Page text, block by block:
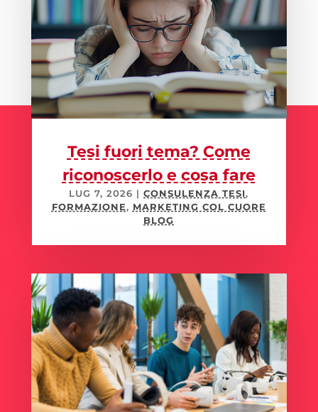
Tesi fuori tema? Come
riconoscerlo e cosa fare
LUG 7, 2026 |CONSULENZA TESI,
FORMAZIONE, MARKETING COL CUORE
BLOG